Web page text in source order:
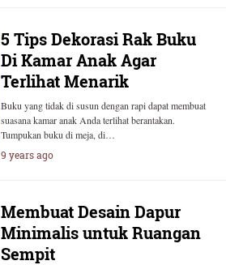
5 Tips Dekorasi Rak Buku
Di Kamar Anak Agar
Terlihat Menarik
Buku yang tidak di susun dengan rapi dapat membuat
suasana kamar anak Anda terlihat berantakan.
Tumpukan buku di meja, di…
9 years ago
Membuat Desain Dapur
Minimalis untuk Ruangan
Sempit